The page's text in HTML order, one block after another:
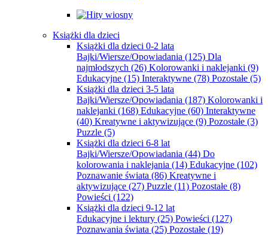
Książki dla dzieci
Książki dla dzieci 0-2 lata
Bajki/Wiersze/Opowiadania (125) Dla
najmłodszych (26) Kolorowanki i naklejanki (9)
Edukacyjne (15) Interaktywne (78) Pozostałe (5)
Książki dla dzieci 3-5 lata
Bajki/Wiersze/Opowiadania (187) Kolorowanki i
naklejanki (168) Edukacyjne (60) Interaktywne
(40) Kreatywne i aktywizujące (9) Pozostałe (3)
Puzzle (5)
Książki dla dzieci 6-8 lat
Bajki/Wiersze/Opowiadania (44) Do
kolorowania i naklejania (14) Edukacyjne (102)
Poznawanie świata (86) Kreatywne i
aktywizujące (27) Puzzle (11) Pozostałe (8)
Powieści (122)
Książki dla dzieci 9-12 lat
Edukacyjne i lektury (25) Powieści (127)
Poznawania świata (25) Pozostałe (19)